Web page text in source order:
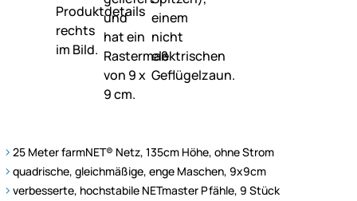
25 Meter farmNET® Netz, 135cm Höhe, ohne Strom
quadrische, gleichmäßige, enge Maschen, 9x9cm
verbesserte, hochstabile NETmaster Pfähle, 9 Stück